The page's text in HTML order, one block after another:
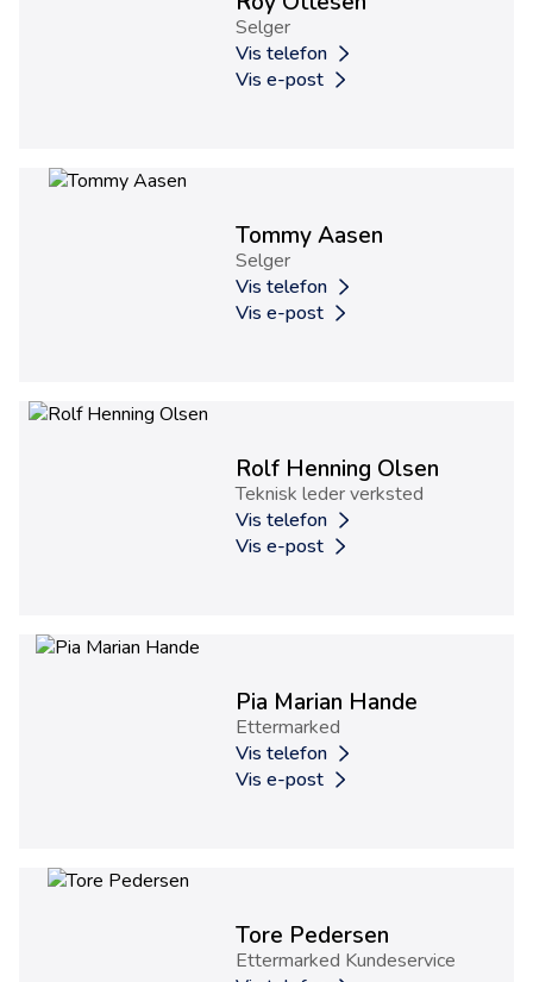
Selger
Vis telefon
Vis e-post
Tommy Aasen
Selger
Vis telefon
Vis e-post
Rolf Henning Olsen
Teknisk leder verksted
Vis telefon
Vis e-post
Pia Marian Hande
Ettermarked
Vis telefon
Vis e-post
Tore Pedersen
Ettermarked Kundeservice